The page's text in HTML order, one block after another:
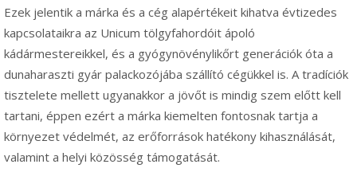
Ezek jelentik a márka és a cég alapértékeit kihatva évtizedes
kapcsolataikra az Unicum tölgyfahordóit ápoló
kádármestereikkel, és a gyógynövénylikőrt generációk óta a
dunaharaszti gyár palackozójába szállító cégükkel is. A tradíciók
tisztelete mellett ugyanakkor a jövőt is mindig szem előtt kell
tartani, éppen ezért a márka kiemelten fontosnak tartja a
környezet védelmét, az erőforrások hatékony kihasználását,
valamint a helyi közösség támogatását.